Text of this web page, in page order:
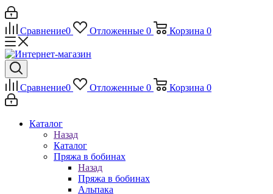
Сравнение0 Отложенные 0 Корзина 0
Сравнение0 Отложенные 0 Корзина 0
Каталог
Назад
Каталог
Пряжа в бобинах
Назад
Пряжа в бобинах
Альпака